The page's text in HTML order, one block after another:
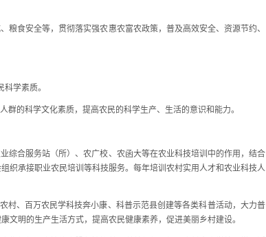
食安全等，贯彻落实强农惠农富农政策，普及高效安全、资源节约、
学素质。
的科学文化素质，提高农民的科学生产、生活的意识和能力。
合服务站（所）、农广校、农函大等在农业科技培训中的作用，结合
织承接职业农民培训等科技服务。每年培训农村实用人才和农业科技人
、百万农民学科技奔小康、科普示范县创建等各类科普活动，大力普
明的生产生活方式，提高农民健康素养，促进美丽乡村建设。